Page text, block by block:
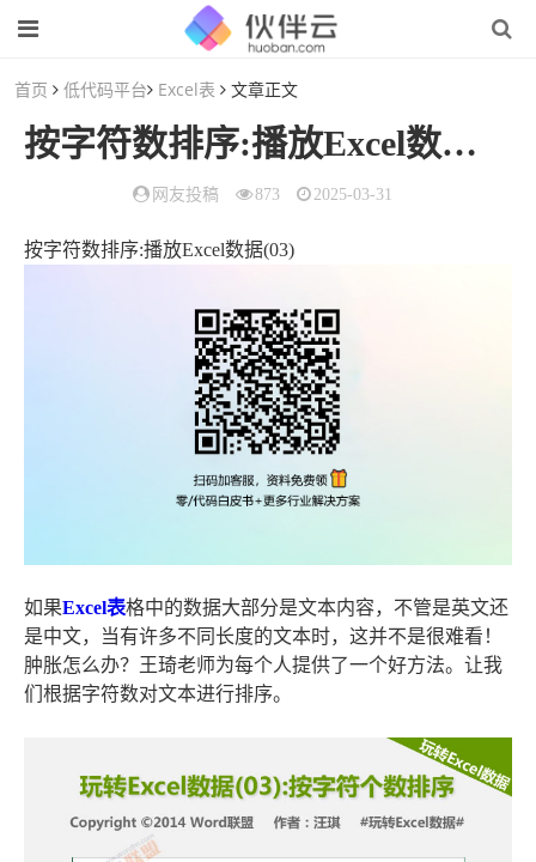
首页 低代码平台 Excel表 文章正文
按字符数排序:播放Excel数据(03)
网友投稿 873 2025-03-31
按字符数排序:播放Excel数据(03)
如果Excel表格中的数据大部分是文本内容，不管是英文还
是中文，当有许多不同长度的文本时，这并不是很难看！
肿胀怎么办？王琦老师为每个人提供了一个好方法。让我
们根据字符数对文本进行排序。